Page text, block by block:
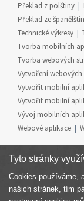
Překlad z polštiny
Překlad ze
Technické výkresy
Tvorba mobilních
Tvorba webových
Vytvoření webových
Vytvořit mobilní
Vytvořit mobilní
Vývoj mobilních
Webové aplikace
Součást
Tyto stránky
Cookies používáme,
našich stránek, tím